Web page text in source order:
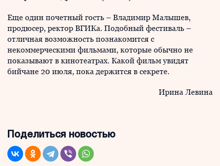
Еще один почетный гость – Владимир Малышев,
продюсер, ректор ВГИКа. Подобный фестиваль –
отличная возможность познакомится с
некоммерческими фильмами, которые обычно не
показывают в кинотеатрах. Какой фильм увидят
бийчане 20 июля, пока держится в секрете.
Ирина Левина
Поделиться новостью